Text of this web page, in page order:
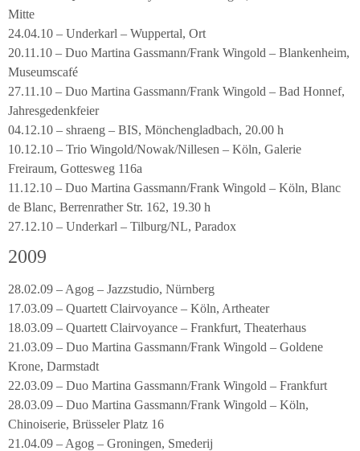
Mitte
24.04.10 – Underkarl – Wuppertal, Ort
20.11.10 – Duo Martina Gassmann/Frank Wingold – Blankenheim,
Museumscafé
27.11.10 – Duo Martina Gassmann/Frank Wingold – Bad Honnef,
Jahresgedenkfeier
04.12.10 – shraeng – BIS, Mönchengladbach, 20.00 h
10.12.10 – Trio Wingold/Nowak/Nillesen – Köln, Galerie
Freiraum, Gottesweg 116a
11.12.10 – Duo Martina Gassmann/Frank Wingold – Köln, Blanc
de Blanc, Berrenrather Str. 162, 19.30 h
27.12.10 – Underkarl – Tilburg/NL, Paradox
2009
28.02.09 – Agog – Jazzstudio, Nürnberg
17.03.09 – Quartett Clairvoyance – Köln, Artheater
18.03.09 – Quartett Clairvoyance – Frankfurt, Theaterhaus
21.03.09 – Duo Martina Gassmann/Frank Wingold – Goldene
Krone, Darmstadt
22.03.09 – Duo Martina Gassmann/Frank Wingold – Frankfurt
28.03.09 – Duo Martina Gassmann/Frank Wingold – Köln,
Chinoiserie, Brüsseler Platz 16
21.04.09 – Agog – Groningen, Smederij